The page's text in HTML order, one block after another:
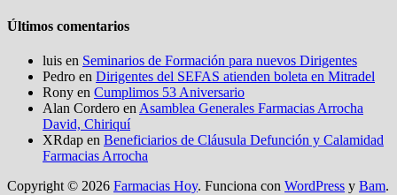
Últimos comentarios
luis en Seminarios de Formación para nuevos Dirigentes
Pedro en Dirigentes del SEFAS atienden boleta en Mitradel
Rony en Cumplimos 53 Aniversario
Alan Cordero en Asamblea Generales Farmacias Arrocha
David, Chiriquí
XRdap en Beneficiarios de Cláusula Defunción y Calamidad
Farmacias Arrocha
Copyright © 2026 Farmacias Hoy. Funciona con WordPress y Bam.